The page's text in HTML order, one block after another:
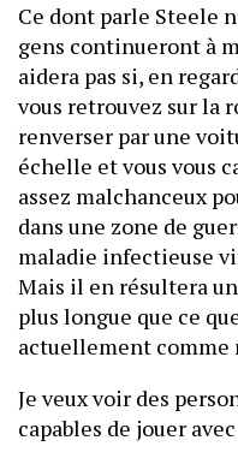
Ce dont parle Steele
gens continueront à
aidera pas si, en
vous retrouvez sur la
renverser par une
échelle et vous vous
assez malchanceux
dans une zone de
maladie infectieuse
Mais il en résultera
plus longue que ce
actuellement comme
Je veux voir des
capables de jouer